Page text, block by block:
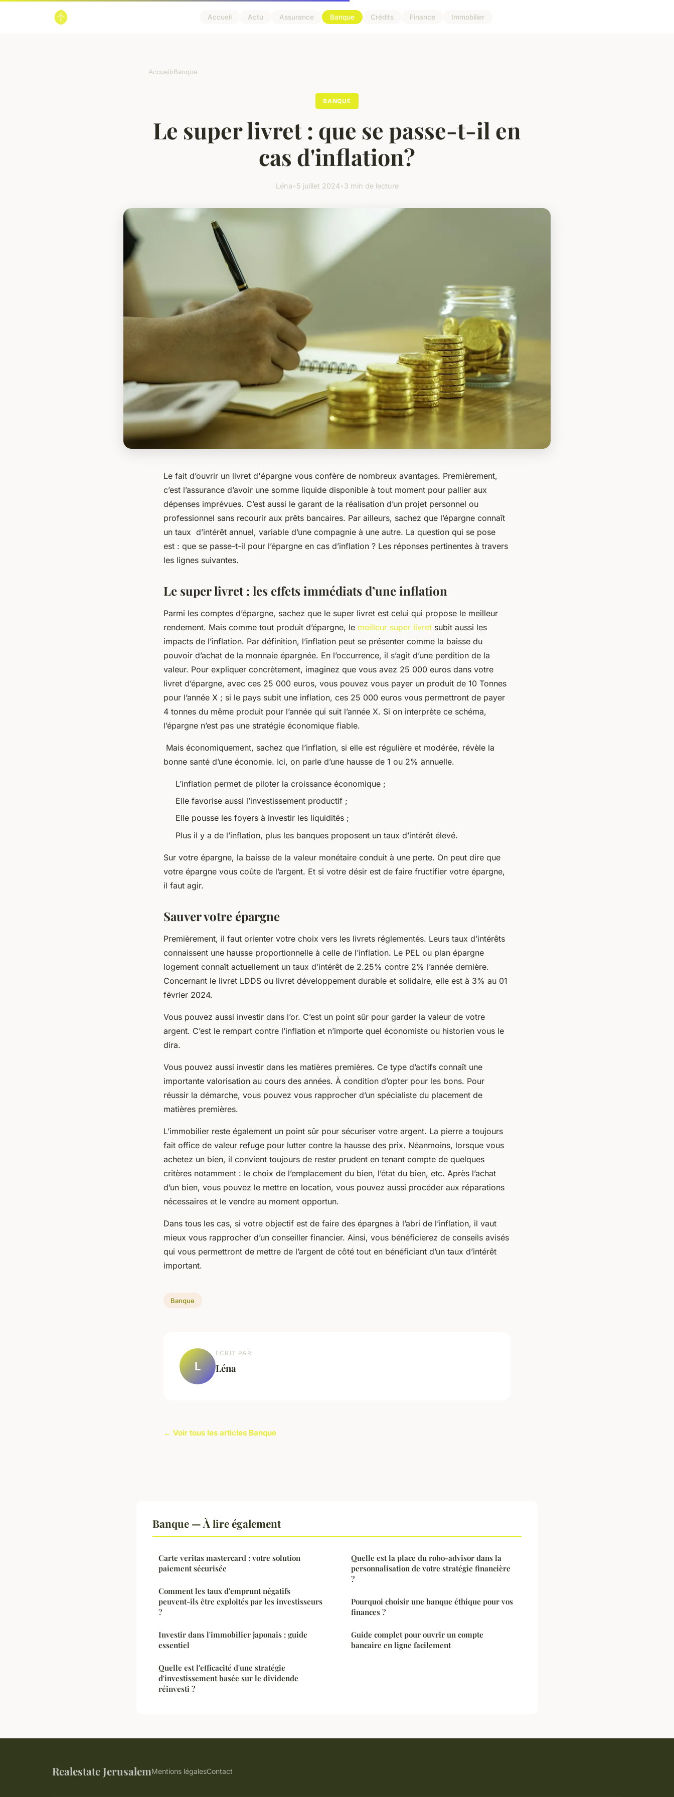
Accueil Actu Assurance Banque Crédits Finance Immobilier
Accueil›Banque
BANQUE
Le super livret : que se passe-t-il en
cas d'inflation?
Léna•5 juillet 2024•3 min de lecture
Le fait d’ouvrir un livret d'épargne vous confère de nombreux avantages. Premièrement,
c’est l’assurance d’avoir une somme liquide disponible à tout moment pour pallier aux
dépenses imprévues. C’est aussi le garant de la réalisation d’un projet personnel ou
professionnel sans recourir aux prêts bancaires. Par ailleurs, sachez que l’épargne connaît
un taux d’intérêt annuel, variable d’une compagnie à une autre. La question qui se pose
est : que se passe-t-il pour l’épargne en cas d’inflation ? Les réponses pertinentes à travers
les lignes suivantes.
Le super livret : les effets immédiats d’une inflation
Parmi les comptes d’épargne, sachez que le super livret est celui qui propose le meilleur
rendement. Mais comme tout produit d’épargne, le meilleur super livret subit aussi les
impacts de l’inflation. Par définition, l’inflation peut se présenter comme la baisse du
pouvoir d’achat de la monnaie épargnée. En l’occurrence, il s’agit d’une perdition de la
valeur. Pour expliquer concrètement, imaginez que vous avez 25 000 euros dans votre
livret d’épargne, avec ces 25 000 euros, vous pouvez vous payer un produit de 10 Tonnes
pour l’année X ; si le pays subit une inflation, ces 25 000 euros vous permettront de payer
4 tonnes du même produit pour l’année qui suit l’année X. Si on interprète ce schéma,
l’épargne n’est pas une stratégie économique fiable.
Mais économiquement, sachez que l’inflation, si elle est régulière et modérée, révèle la
bonne santé d’une économie. Ici, on parle d’une hausse de 1 ou 2% annuelle.
L’inflation permet de piloter la croissance économique ;
Elle favorise aussi l’investissement productif ;
Elle pousse les foyers à investir les liquidités ;
Plus il y a de l’inflation, plus les banques proposent un taux d’intérêt élevé.
Sur votre épargne, la baisse de la valeur monétaire conduit à une perte. On peut dire que
votre épargne vous coûte de l’argent. Et si votre désir est de faire fructifier votre épargne,
il faut agir.
Sauver votre épargne
Premièrement, il faut orienter votre choix vers les livrets réglementés. Leurs taux d’intérêts
connaissent une hausse proportionnelle à celle de l’inflation. Le PEL ou plan épargne
logement connaît actuellement un taux d’intérêt de 2.25% contre 2% l’année dernière.
Concernant le livret LDDS ou livret développement durable et solidaire, elle est à 3% au 01
février 2024.
Vous pouvez aussi investir dans l’or. C’est un point sûr pour garder la valeur de votre
argent. C’est le rempart contre l’inflation et n’importe quel économiste ou historien vous le
dira.
Vous pouvez aussi investir dans les matières premières. Ce type d’actifs connaît une
importante valorisation au cours des années. À condition d’opter pour les bons. Pour
réussir la démarche, vous pouvez vous rapprocher d’un spécialiste du placement de
matières premières.
L’immobilier reste également un point sûr pour sécuriser votre argent. La pierre a toujours
fait office de valeur refuge pour lutter contre la hausse des prix. Néanmoins, lorsque vous
achetez un bien, il convient toujours de rester prudent en tenant compte de quelques
critères notamment : le choix de l’emplacement du bien, l’état du bien, etc. Après l’achat
d’un bien, vous pouvez le mettre en location, vous pouvez aussi procéder aux réparations
nécessaires et le vendre au moment opportun.
Dans tous les cas, si votre objectif est de faire des épargnes à l’abri de l’inflation, il vaut
mieux vous rapprocher d’un conseiller financier. Ainsi, vous bénéficierez de conseils avisés
qui vous permettront de mettre de l’argent de côté tout en bénéficiant d’un taux d’intérêt
important.
Banque
L
ECRIT PAR
Léna
← Voir tous les articles Banque
Banque — À lire également
Carte veritas mastercard : votre solution
paiement sécurisée
Comment les taux d'emprunt négatifs
peuvent-ils être exploités par les investisseurs
?
Investir dans l'immobilier japonais : guide
essentiel
Quelle est l'efficacité d'une stratégie
d'investissement basée sur le dividende
réinvesti ?
Quelle est la place du robo-advisor dans la
personnalisation de votre stratégie financière
?
Pourquoi choisir une banque éthique pour vos
finances ?
Guide complet pour ouvrir un compte
bancaire en ligne facilement
Realestate JerusalemMentions légalesContact